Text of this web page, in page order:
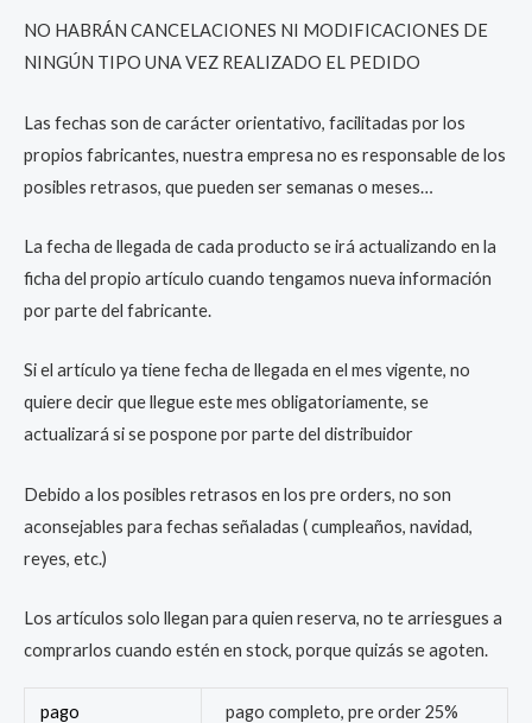
NO HABRÁN CANCELACIONES NI MODIFICACIONES DE
NINGÚN TIPO UNA VEZ REALIZADO EL PEDIDO
Las fechas son de carácter orientativo, facilitadas por los
propios fabricantes, nuestra empresa no es responsable de los
posibles retrasos, que pueden ser semanas o meses…
La fecha de llegada de cada producto se irá actualizando en la
ficha del propio artículo cuando tengamos nueva información
por parte del fabricante.
Si el artículo ya tiene fecha de llegada en el mes vigente, no
quiere decir que llegue este mes obligatoriamente, se
actualizará si se pospone por parte del distribuidor
Debido a los posibles retrasos en los pre orders, no son
aconsejables para fechas señaladas ( cumpleaños, navidad,
reyes, etc.)
Los artículos solo llegan para quien reserva, no te arriesgues a
comprarlos cuando estén en stock, porque quizás se agoten.
pago pago completo, pre order 25%